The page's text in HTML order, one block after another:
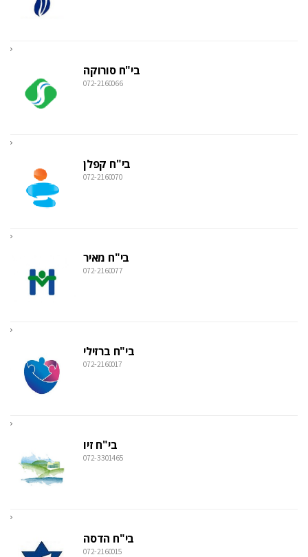
בי"ח סורוקה
072-2160066
בי"ח קפלן
072-2160070
בי"ח מאיר
072-2160077
בי"ח ברזילי
072-2160017
בי"ח זיו
072-3301465
בי"ח הדסה
072-2160015